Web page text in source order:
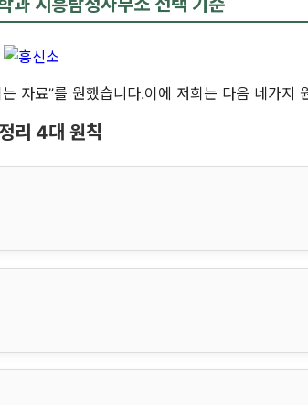
과 시흥탐정사무소 선택 기준
자료”를 원했습니다.이에 저희는 다음 네가지
리 4대 원칙